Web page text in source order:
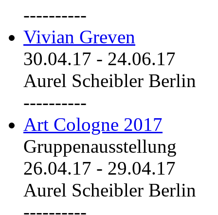
----------
Vivian Greven
30.04.17 - 24.06.17
Aurel Scheibler Berlin
----------
Art Cologne 2017
Gruppenausstellung
26.04.17 - 29.04.17
Aurel Scheibler Berlin